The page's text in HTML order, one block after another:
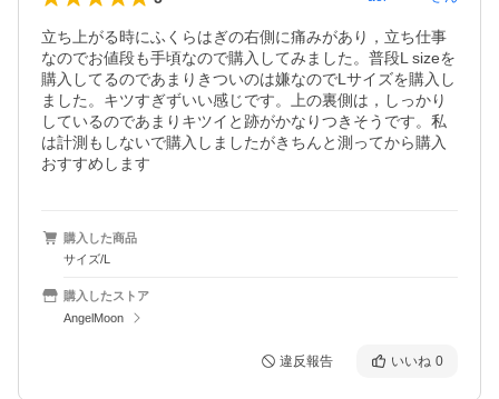
立ち上がる時にふくらはぎの右側に痛みがあり，立ち仕事
なのでお値段も手頃なので購入してみました。普段L sizeを
購入してるのであまりきついのは嫌なのでLサイズを購入し
ました。キツすぎずいい感じです。上の裏側は，しっかり
しているのであまりキツイと跡がかなりつきそうです。私
は計測もしないで購入しましたがきちんと測ってから購入
おすすめします
購入した商品
サイズ/L
購入したストア
AngelMoon
違反報告 いいね 0